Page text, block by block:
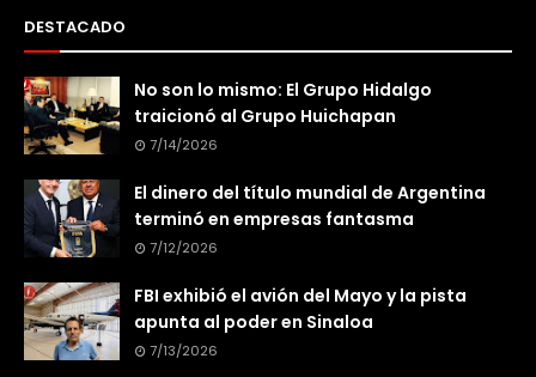
DESTACADO
No son lo mismo: El Grupo Hidalgo
traicionó al Grupo Huichapan
7/14/2026
El dinero del título mundial de Argentina
terminó en empresas fantasma
7/12/2026
FBI exhibió el avión del Mayo y la pista
apunta al poder en Sinaloa
7/13/2026